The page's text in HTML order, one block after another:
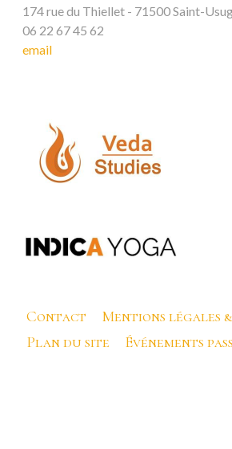
174 rue du Thiellet - 71500 Saint-
06 22 67 45 62
email
Contact Mentions légales
Plan du site
Événements